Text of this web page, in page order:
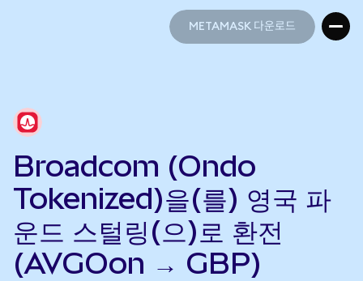
METAMASK 다운로드
Broadcom (Ondo
Tokenized)을(를) 영국 파
운드 스털링(으)로 환전
(AVGOon → GBP)